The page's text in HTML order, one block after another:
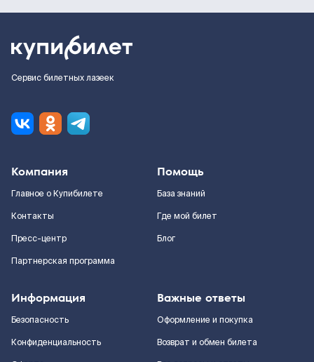
Сервис билетных лазеек
Компания
Главное о Купибилете
Контакты
Пресс-центр
Партнерская программа
Помощь
База знаний
Где мой билет
Блог
Информация
Безопасность
Конфиденциальность
Важные ответы
Оформление и покупка
Возврат и обмен билета